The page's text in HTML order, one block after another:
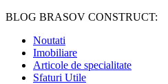
BLOG BRASOV CONSTRUCT:
Noutati
Imobiliare
Articole de specialitate
Sfaturi Utile